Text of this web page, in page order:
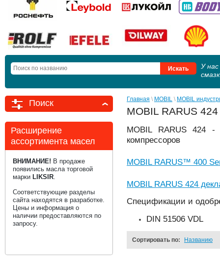
У
Поиск
Расширение
ассортимента масел
ВНИМАНИЕ! В продаже
появились масла торговой
марки LIKSIR.
Соответствующие разделы
сайта находятся в разработке.
Цены и информация о
наличии предоставляются по
запросу.
Главная \ MOBIL \ MOBIL
MOBIL RARUS 424
MOBIL RARUS 424 -
компрессоров
MOBIL RARUS™ 400
MOBIL RARUS 424
Спецификации и
DIN 51506 VDL
Сортировать по: Названию